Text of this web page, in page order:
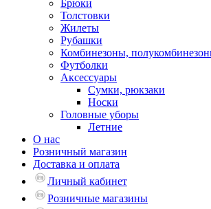
Брюки
Толстовки
Жилеты
Рубашки
Комбинезоны,
Футболки
Аксессуары
Сумки, рюкзаки
Носки
Головные уборы
Летние
О нас
Розничный магазин
Доставка и оплата
Личный кабинет
Розничные магазины